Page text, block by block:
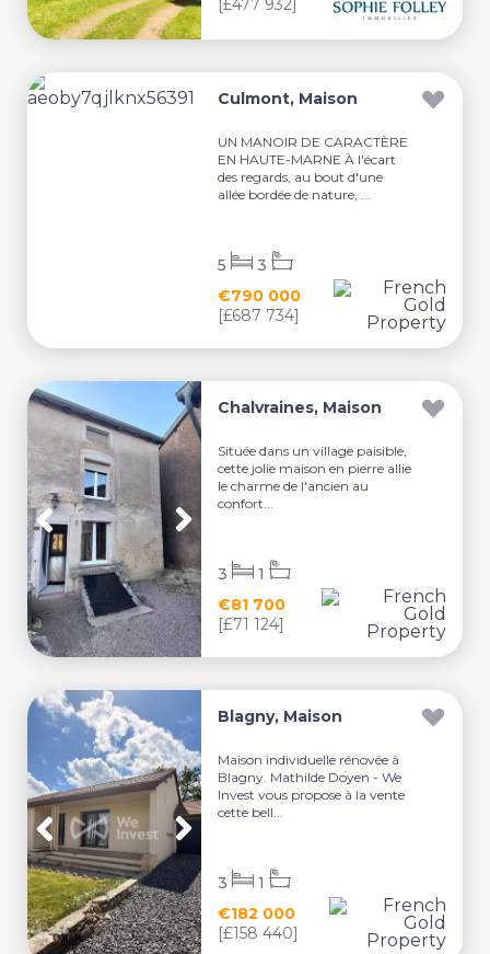
[£477 932]
Culmont, Maison
UN MANOIR DE CARACTÈRE
EN HAUTE-MARNE À l'écart
des regards, au bout d'une
allée bordée de nature, ...
€790 000
[£687 734]
5 3
Chalvraines, Maison
Située dans un village paisible,
cette jolie maison en pierre allie
le charme de l'ancien au
confort...
€81 700
[£71 124]
3 1
Blagny, Maison
Maison individuelle rénovée à
Blagny. Mathilde Doyen - We
Invest vous propose à la vente
cette bell...
€182 000
[£158 440]
3 1